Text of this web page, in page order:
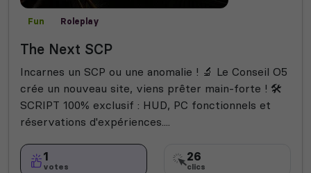
Fun Roleplay
The Next SCP
Incarnes un SCP ou une anomalie ! 🔬 Le Conseil O5
crée un nouveau site, viens prêter main-forte ! 🛠️
SCRIPT 100% exclusif : HUD, PC fonctionnels et
réservations d'expériences....
1
votes
26
clics